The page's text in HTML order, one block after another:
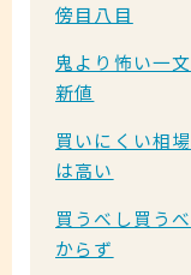
傍目八目
鬼より怖い一文
新値
買いにくい相場
は高い
買うべし買うべ
からず